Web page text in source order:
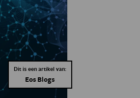
Dit is een artikel van:
Eos Blogs